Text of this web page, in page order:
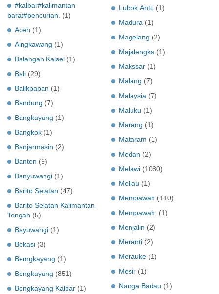
#kalbar#kalimantan
barat#pencurian.
(1)
Aceh (1)
Aingkawang (1)
Balangan Kalsel (1)
Bali (29)
Balikpapan (1)
Bandung (7)
Bangkayang (1)
Bangkok (1)
Banjarmasin (2)
Banten (9)
Banyuwangi (1)
Barito Selatan (47)
Barito Selatan Kalimantan
Tengah (5)
Bayuwangi (1)
Bekasi (3)
Bemgkayang (1)
Bengkayang (851)
Bengkayang Kalbar (1)
Lubok Antu (1)
Madura (1)
Magelang (2)
Majalengka (1)
Makssar (1)
Malang (7)
Malaysia (7)
Maluku (1)
Marang (1)
Mataram (1)
Medan (2)
Melawi (1080)
Meliau (1)
Mempawah (110)
Mempawah.
(1)
Menjalin (2)
Meranti (2)
Merauke (1)
Mesir (1)
Nanga Badau (1)